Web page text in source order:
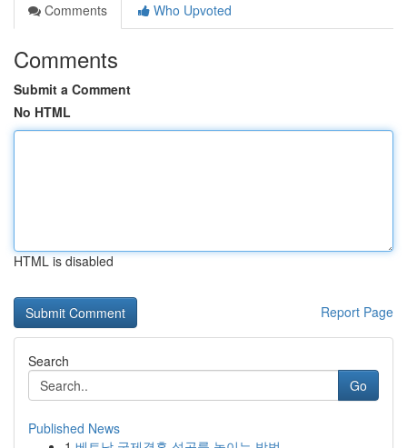
Comments
Who Upvoted
Comments
Submit a Comment
No HTML
HTML is disabled
Report Page
Search
Go
Published News